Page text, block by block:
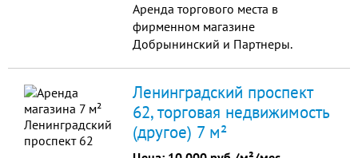
Аренда торгового места в
фирменном магазине
Добрынинский и Партнеры.
Ленинградский проспект
62, торговая недвижимость
(другое) 7 м²